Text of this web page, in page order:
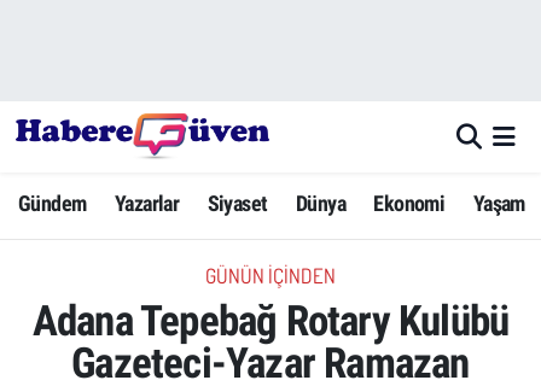
Gündem Yazarlar Siyaset Dünya Ekonomi Yaşam
GÜNÜN İÇINDEN
Adana Tepebağ Rotary Kulübü
Gazeteci-Yazar Ramazan
Yazarlar
Dünya
Ekonomi
Hava Durumu
Trafik Durumu
Süper Lig Puan Durumu ve Fikstür
Tüm Manşetler